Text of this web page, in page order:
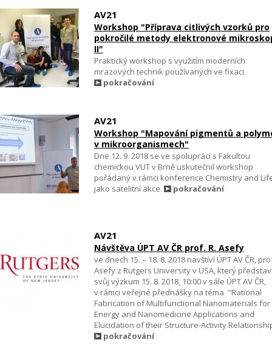
AV21
Workshop "Příprava citlivých vzorků pro
pokročilé metody elektronové
II"
Praktický workshop s využitím moderních
mrazových technik používaných ve fixaci.
pokračování
AV21
Workshop "Mapování pigmentů a
v mikroorganismech"
Dne 12. 9. 2018 se ve spolupráci s Fakultou
chemickou VUT v Brně uskutečnil workshop
pořádaný v rámci konference Chemistry and
jako satelitní akce.
pokračování
AV21
Návštěva ÚPT AV ČR prof. R. Asefy
ve dnech 15. – 18. 8. 2018 navštíví ÚPT AV ČR,
Asefy z Rutgers University v USA, který
svůj výzkum 15. 8. 2018, 10:00 v sále ÚPT AV ČR,
v rámci veřejné přednášky na téma "Rational
Fabrication of Multifunctional Nanomaterials for
Energy and Nanomedicine Applications and
Elucidation of their Structure-Activity
pokračování